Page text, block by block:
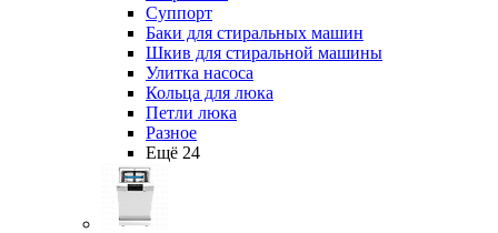
Суппорт
Баки для стиральных машин
Шкив для стиральной машины
Улитка насоса
Кольца для люка
Петли люка
Разное
Ещё 24